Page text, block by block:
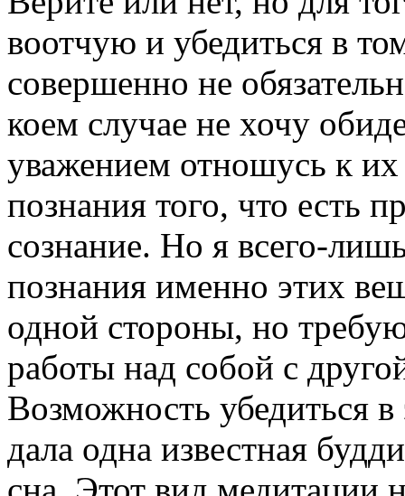
воотчую и убедиться в
совершенно не
коем случае не хочу
уважением отношусь к
познания того, что есть
сознание. Но я всего-
познания именно этих
одной стороны, но
работы над собой с
Возможность убедиться
дала одна известная